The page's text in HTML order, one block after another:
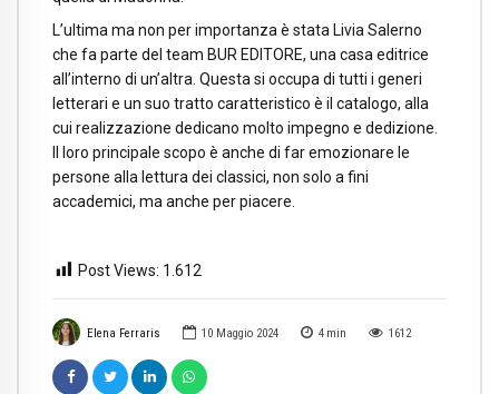
Elena Ferraris 10 Maggio 2024 4 min 1612
L’ultima ma non per importanza è stata Livia Salerno
che fa parte del team BUR EDITORE, una casa editrice
all’interno di un’altra. Questa si occupa di tutti i generi
letterari e un suo tratto caratteristico è il catalogo, alla
cui realizzazione dedicano molto impegno e dedizione.
Il loro principale scopo è anche di far emozionare le
persone alla lettura dei classici, non solo a fini
accademici, ma anche per piacere.
Post Views: 1.612